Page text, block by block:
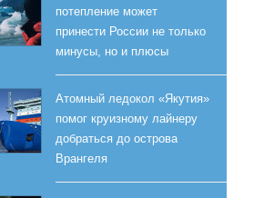
потепление может
принести России не только
минусы, но и плюсы
Атомный ледокол «Якутия»
помог круизному лайнеру
добраться до острова
Врангеля